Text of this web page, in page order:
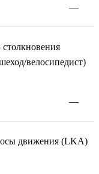
—
велосипедист)
—
движения (LKA)